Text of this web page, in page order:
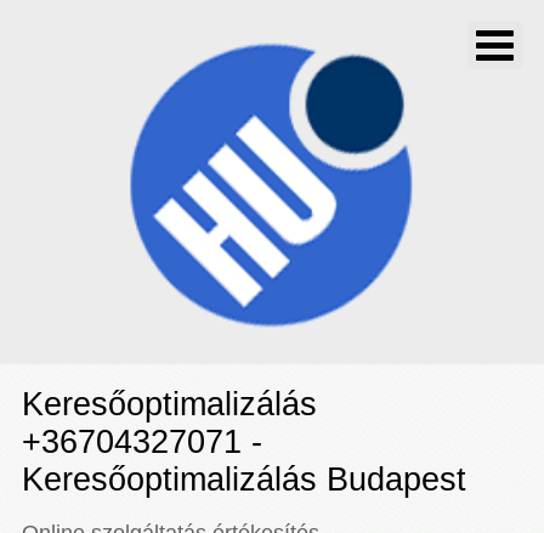
Keresőoptimalizálás
+36704327071 -
Keresőoptimalizálás Budapest